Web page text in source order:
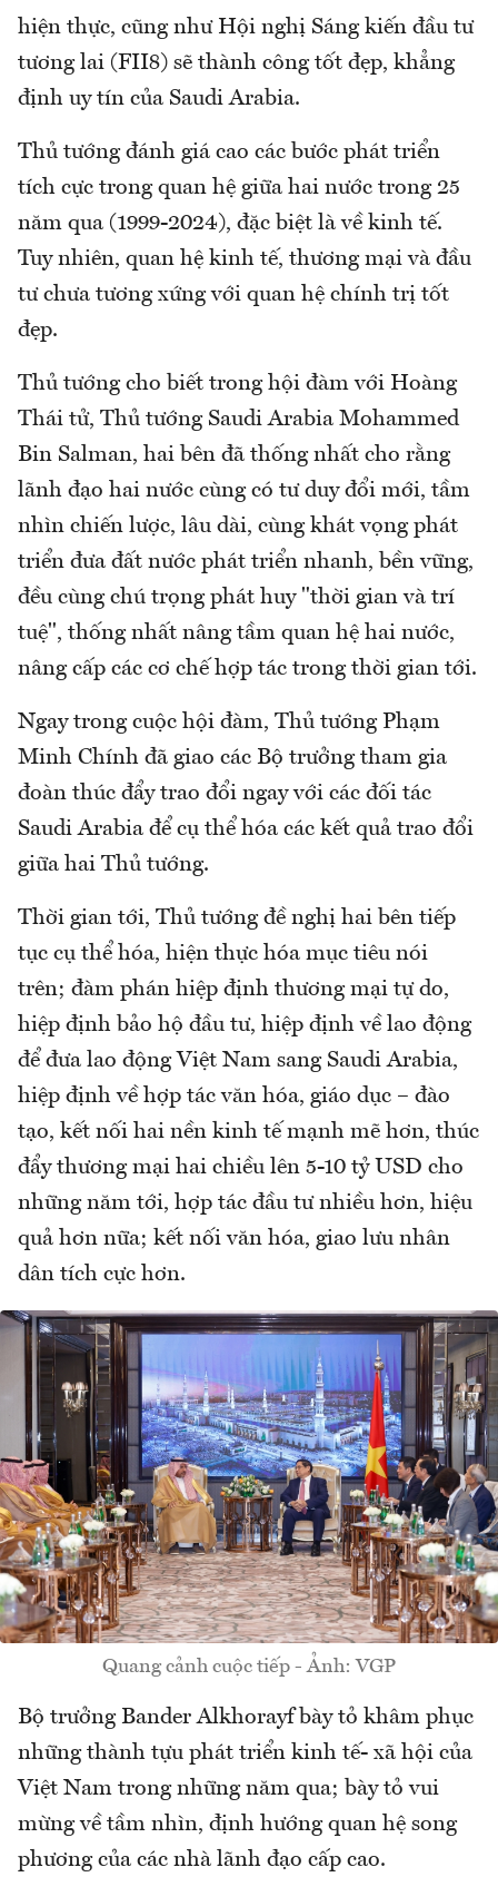
hiện thực, cũng như Hội nghị Sáng kiến đầu tư
tương lai (FII8) sẽ thành công tốt đẹp, khẳng
định uy tín của Saudi Arabia.
Thủ tướng đánh giá cao các bước phát triển
tích cực trong quan hệ giữa hai nước trong 25
năm qua (1999-2024), đặc biệt là về kinh tế.
Tuy nhiên, quan hệ kinh tế, thương mại và đầu
tư chưa tương xứng với quan hệ chính trị tốt
đẹp.
Thủ tướng cho biết trong hội đàm với Hoàng
Thái tử, Thủ tướng Saudi Arabia Mohammed
Bin Salman, hai bên đã thống nhất cho rằng
lãnh đạo hai nước cùng có tư duy đổi mới, tầm
nhìn chiến lược, lâu dài, cùng khát vọng phát
triển đưa đất nước phát triển nhanh, bền vững,
đều cùng chú trọng phát huy "thời gian và trí
tuệ", thống nhất nâng tầm quan hệ hai nước,
nâng cấp các cơ chế hợp tác trong thời gian tới.
Ngay trong cuộc hội đàm, Thủ tướng Phạm
Minh Chính đã giao các Bộ trưởng tham gia
đoàn thúc đẩy trao đổi ngay với các đối tác
Saudi Arabia để cụ thể hóa các kết quả trao đổi
giữa hai Thủ tướng.
Thời gian tới, Thủ tướng đề nghị hai bên tiếp
tục cụ thể hóa, hiện thực hóa mục tiêu nói
trên; đàm phán hiệp định thương mại tự do,
hiệp định bảo hộ đầu tư, hiệp định về lao động
để đưa lao động Việt Nam sang Saudi Arabia,
hiệp định về hợp tác văn hóa, giáo dục – đào
tạo, kết nối hai nền kinh tế mạnh mẽ hơn, thúc
đẩy thương mại hai chiều lên 5-10 tỷ USD cho
những năm tới, hợp tác đầu tư nhiều hơn, hiệu
quả hơn nữa; kết nối văn hóa, giao lưu nhân
dân tích cực hơn.
Quang cảnh cuộc tiếp - Ảnh: VGP
Bộ trưởng Bander Alkhorayf bày tỏ khâm phục
những thành tựu phát triển kinh tế- xã hội của
Việt Nam trong những năm qua; bày tỏ vui
mừng về tầm nhìn, định hướng quan hệ song
phương của các nhà lãnh đạo cấp cao.